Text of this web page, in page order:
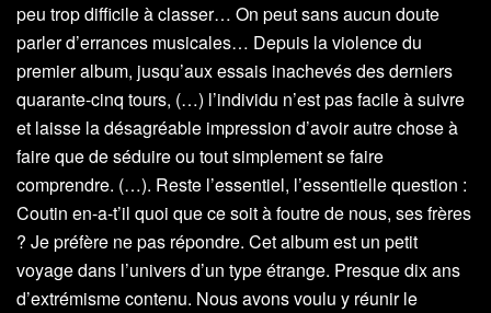
peu trop difficile à classer… On peut sans aucun doute
parler d’errances musicales… Depuis la violence du
premier album, jusqu’aux essais inachevés des derniers
quarante-cinq tours, (…) l’individu n’est pas facile à suivre
et laisse la désagréable impression d’avoir autre chose à
faire que de séduire ou tout simplement se faire
comprendre. (…). Reste l’essentiel, l’essentielle question :
Coutin en-a-t’il quoi que ce soit à foutre de nous, ses frères
? Je préfère ne pas répondre. Cet album est un petit
voyage dans l’univers d’un type étrange. Presque dix ans
d’extrémisme contenu. Nous avons voulu y réunir le